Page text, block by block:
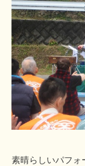
素晴らしいパフォ